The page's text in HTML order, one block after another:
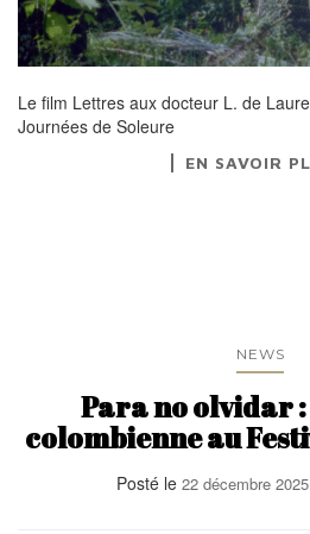
Le film Lettres aux docteur L. de
Journées de Soleure
EN SAVOIR
NEWS
Para no olvidar
colombienne au
Posté le 22 décembre 2025